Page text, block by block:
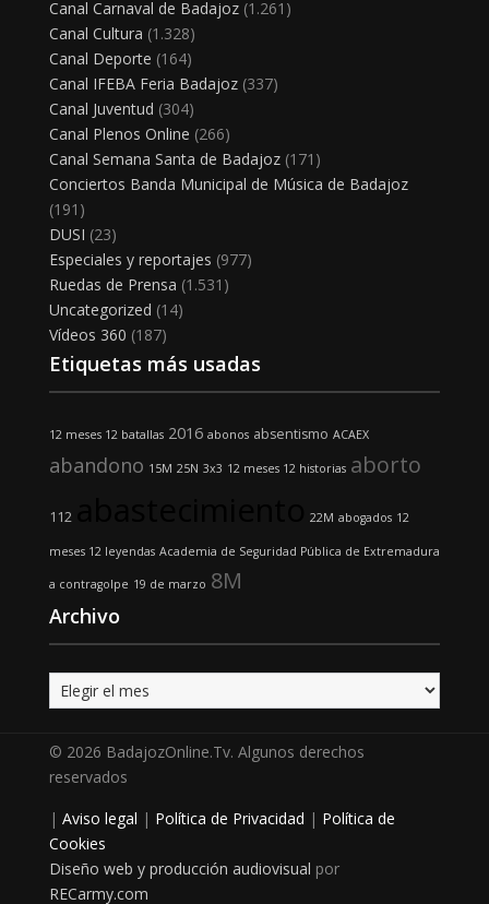
Canal Carnaval de Badajoz(1.261)
Canal Cultura (1.328)
Canal Deporte (164)
Canal IFEBA Feria Badajoz(337)
Canal Juventud (304)
Canal Plenos Online (266)
Canal Semana Santa de Badajoz(171)
Conciertos Banda Municipal de Música de Badajoz
(191)
DUSI (23)
Especiales y reportajes (977)
Ruedas de Prensa (1.531)
Uncategorized (14)
Vídeos 360 (187)
Etiquetas más usadas
12 meses 12 batallas 2016 abonos absentismo ACAEX
abandono 15M 25N 3x3 12 meses 12 historias aborto
112 22M abogados 12
meses 12 leyendas Academia de Seguridad Pública de Extremadura
a contragolpe 19 de marzo 8M
Archivo
Archivo
© 2026 BadajozOnline.Tv. Algunos derechos
reservados
| Aviso legal | Política de Privacidad | Política de
Cookies
Diseño web y producción audiovisual por
RECarmy.com